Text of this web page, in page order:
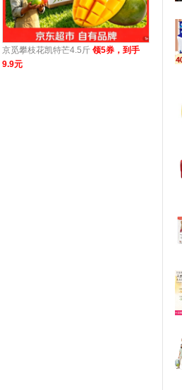
京觅攀枝花凯特芒4.5斤 领5券，到手
9.9元